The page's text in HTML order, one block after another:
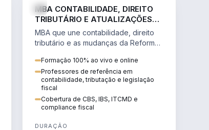
MBA CONTABILIDADE, DIREITO
TRIBUTÁRIO E ATUALIZAÇÕES
DA REFORMA TRIBUTÁRIA
MBA que une contabilidade, direito
tributário e as mudanças da Reforma
estratégica no novo cenário.
Formação 100% ao vivo e online
Professores de referência em
contabilidade, tributação e legislação
fiscal
Cobertura de CBS, IBS, ITCMD e
compliance fiscal
DURAÇÃO